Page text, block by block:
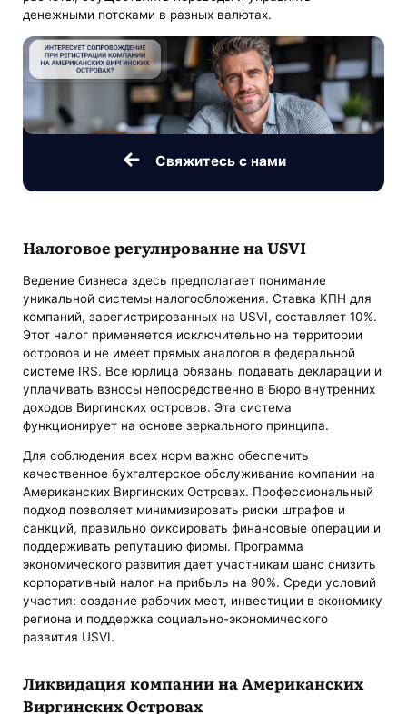
денежными потоками в разных валютах.
Свяжитесь с нами
Налоговое регулирование на USVI
Ведение бизнеса здесь предполагает понимание
уникальной системы налогообложения. Ставка КПН для
компаний, зарегистрированных на USVI, составляет 10%.
Этот налог применяется исключительно на территории
островов и не имеет прямых аналогов в федеральной
системе IRS. Все юрлица обязаны подавать декларации и
уплачивать взносы непосредственно в Бюро внутренних
доходов Виргинских островов. Эта система
функционирует на основе зеркального принципа.
Для соблюдения всех норм важно обеспечить
качественное бухгалтерское обслуживание компании на
Американских Виргинских Островах. Профессиональный
подход позволяет минимизировать риски штрафов и
санкций, правильно фиксировать финансовые операции и
поддерживать репутацию фирмы. Программа
экономического развития дает участникам шанс снизить
корпоративный налог на прибыль на 90%. Среди условий
участия: создание рабочих мест, инвестиции в экономику
региона и поддержка социально-экономического
развития USVI.
Ликвидация компании на Американских
Виргинских Островах